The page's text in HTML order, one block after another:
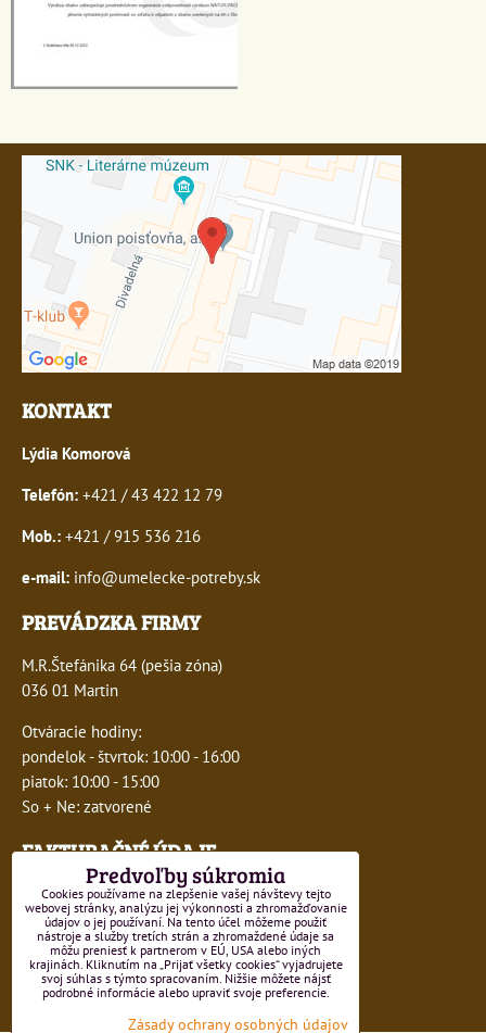
KONTAKT
Lýdia Komorová
Telefón: +421 / 43 422 12 79
Mob.: +421 / 915 536 216
e-mail: info@umelecke-potreby.sk
PREVÁDZKA FIRMY
M.R.Štefánika 64 (pešia zóna)
036 01 Martin
Otváracie hodiny:
pondelok - štvrtok: 10:00 - 16:00
piatok: 10:00 - 15:00
So + Ne: zatvorené
FAKTURAČNÉ ÚDAJE
IČO:41243277
DIČ:1047749593
IČ DPH:SK1047749593
Číslo živnostenského registra 550-15499
Predvoľby súkromia
Cookies používame na zlepšenie vašej návštevy tejto
webovej stránky, analýzu jej výkonnosti a zhromažďovanie
údajov o jej používaní. Na tento účel môžeme použiť
nástroje a služby tretích strán a zhromaždené údaje sa
môžu preniesť k partnerom v EÚ, USA alebo iných
krajinách. Kliknutím na „Prijať všetky cookies“ vyjadrujete
svoj súhlas s týmto spracovaním. Nižšie môžete nájsť
podrobné informácie alebo upraviť svoje preferencie.
Zásady ochrany osobných údajov